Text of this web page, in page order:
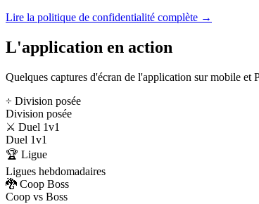
Lire la politique de confidentialité complète →
L'application en action
Quelques captures d'écran de l'application sur mobile et
÷ Division posée
Division posée
⚔️ Duel 1v1
Duel 1v1
🏆 Ligue
Ligues hebdomadaires
🐉 Coop Boss
Coop vs Boss